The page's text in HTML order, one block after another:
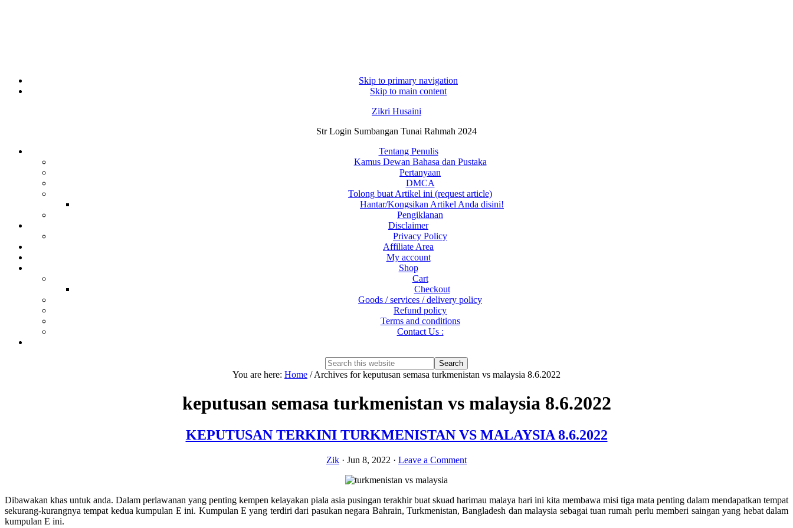
Skip to primary navigation
Skip to main content
Zikri Husaini
Str Login Sumbangan Tunai Rahmah 2024
Tentang Penulis
Kamus Dewan Bahasa dan Pustaka
Pertanyaan
DMCA
Tolong buat Artikel ini (request article)
Hantar/Kongsikan Artikel Anda disini!
Pengiklanan
Disclaimer
Privacy Policy
Affiliate Area
My account
Shop
Cart
Checkout
Goods / services / delivery policy
Refund policy
Terms and conditions
Contact Us :
Search
this
Hide
You are here: Home /Archives for keputusan semasa turkmenistan vs malaysia 8.6.2022
keputusan semasa turkmenistan vs malaysia 8.6.2022
KEPUTUSAN TERKINI TURKMENISTAN VS MALAYSIA 8.6.2022
Zik · Jun 8, 2022 · Leave a Comment
Dibawakan khas untuk anda. Dalam perlawanan yang penting kempen kelayakan piala asia pusingan terakhir buat skuad harimau malaya hari ini kita membawa misi tiga mata penting dalam mendapatkan tempat
sekurang-kurangnya tempat kedua kumpulan E ini. Kumpulan E yang terdiri dari pasukan negara Bahrain, Turkmenistan, Bangladesh dan malaysia sebagai tuan rumah perlu memberi saingan yang hebat dalam
kumpulan E ini.